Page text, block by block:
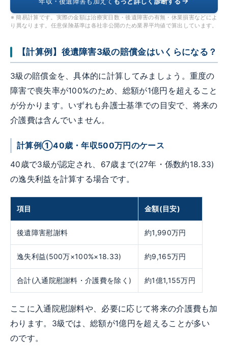
※ 簡易計算です。実際の金額は治療実日数・後遺障害の有無・休業損害などによ
り異なります。任意保険基準は各社非公開のため業界平均値で算出しています。
【計算例】後遺障害3級の賠償金はいくらになる？
3級の賠償金を、具体的に計算してみましょう。重度の
障害で喪失率が100%のため、総額が1億円を超えること
が分かります。いずれも弁護士基準での目安で、将来の
介護費は含んでいません。
計算例①40歳・年収500万円のケース
40歳で3級が認定され、67歳まで(27年・係数約18.33)
の逸失利益を計算する場合です。
項目 金額(目安)
後遺障害慰謝料 約1,990万円
逸失利益(500万×100%×18.33) 約9,165万円
合計(入通院慰謝料・介護費を除く) 約1億1,155万円
ここに入通院慰謝料や、必要に応じて将来の介護費も加
わります。3級では、総額が1億円を超えることが多い
のです。